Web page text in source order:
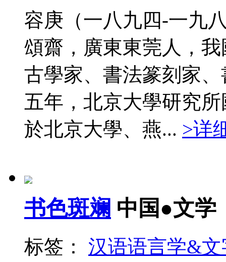
容庚（一八九四-一九
頌齋，廣東東莞人，
古學家、書法篆刻家
五年，北京大學研究
於北京大學、燕... >详
书色斑斓 中国●文学
标签： 汉语语言学&